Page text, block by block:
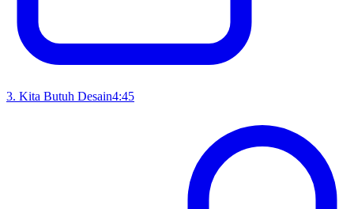
3. Kita Butuh Desain4:45